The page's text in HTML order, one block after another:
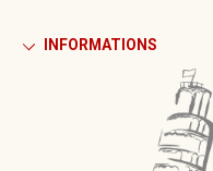
INFORMATIONS